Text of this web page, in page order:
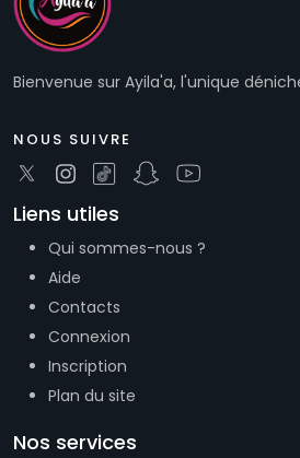
Bienvenue sur Ayila'a, l'unique
NOUS SUIVRE
Liens utiles
Qui sommes-nous ?
Aide
Contacts
Connexion
Inscription
Plan du site
Nos services